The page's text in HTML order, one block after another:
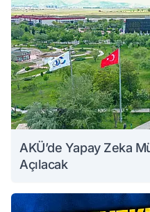
AKÜ’de Yapay Zeka
Açılacak